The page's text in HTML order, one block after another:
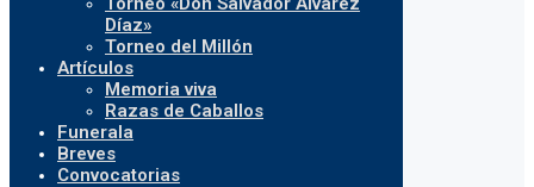
Díaz»
Torneo del Millón
Artículos
Memoria viva
Razas de Caballos
Funerala
Breves
Convocatorias